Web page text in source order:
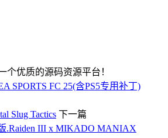
个优质的源码资源平台！
SPORTS FC 25(含PS5专用补丁)
Slug Tactics 下一篇
.Raiden III x MIKADO MANIAX